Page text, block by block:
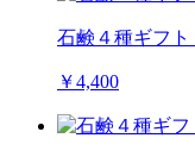
石鹸４種ギフ
￥4,400